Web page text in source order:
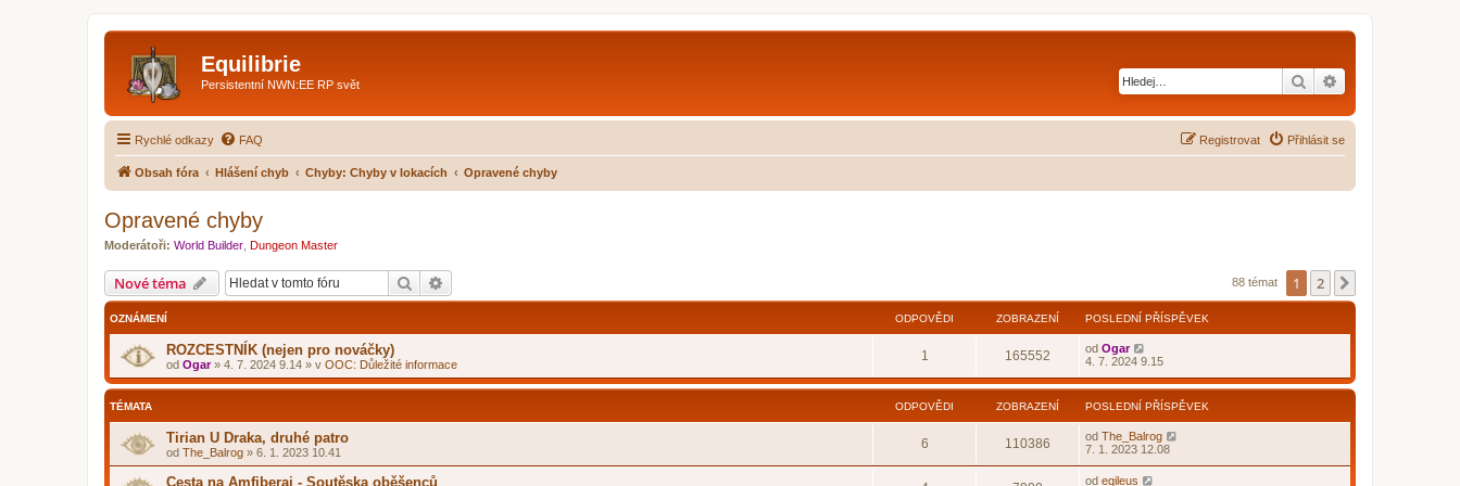
Equilibrie
Persistentní NWN:EE RP svět Hledat
Rychlé odkazy FAQ Přihlásit se
Registrovat
Obsah fóra Hlášení chyb Chyby: Chyby v lokacích Opravené chyby
Opravené chyby
Moderátoři: World Builder Dungeon Master
Nové téma Hledat 88 témat 1 2
OZNÁMENÍ ODPOVĚDI ZOBRAZENÍ POSLEDNÍ PŘÍSPĚVEK
ROZCESTNÍK (nejen pro nováčky)
od Ogar» 4. 7. 2024 9.14 » v OOC: Důležité informace
1 165552 od Ogar
4. 7. 2024 9.15
TÉMATA ODPOVĚDI ZOBRAZENÍ POSLEDNÍ PŘÍSPĚVEK
Tirian U Draka, druhé patro
od The_Balrog » 6. 1. 2023 10.41
6 110386 od The_Balrog
7. 1. 2023 12.08
Cesta na Amfiberai - Soutěska oběšenců od eqileus